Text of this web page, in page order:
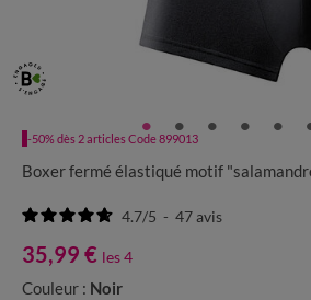
-50% dès 2 articles Code 899013
Boxer fermé élastiqué motif
4.7/5 - 47avis
35,99 € les 4
Couleur : Noir